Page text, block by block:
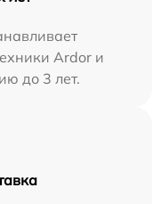
Ardor и
до 3 лет.